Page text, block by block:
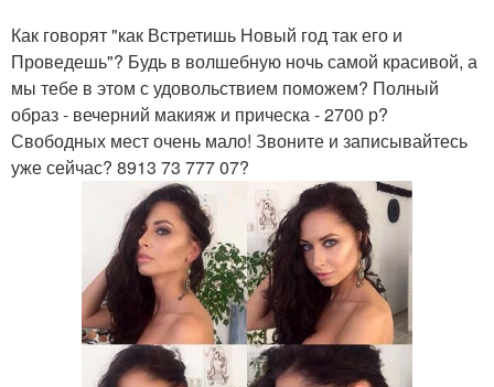
Как говорят "как Встретишь Новый год так его и
Проведешь"? Будь в волшебную ночь самой красивой, а
мы тебе в этом с удовольствием поможем? Полный
образ - вечерний макияж и прическа - 2700 р?
Свободных мест очень мало! Звоните и записывайтесь
уже сейчас? 8913 73 777 07?